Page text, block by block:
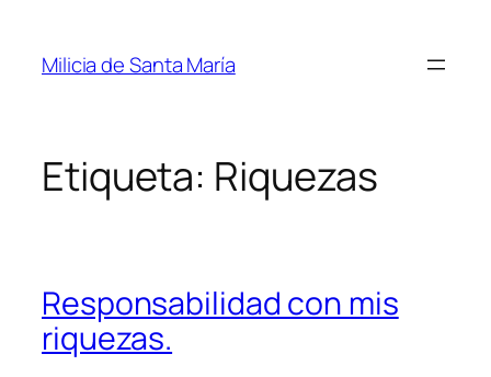
contenido
Milicia de Santa María
Etiqueta: Riquezas
Responsabilidad con mis
riquezas.